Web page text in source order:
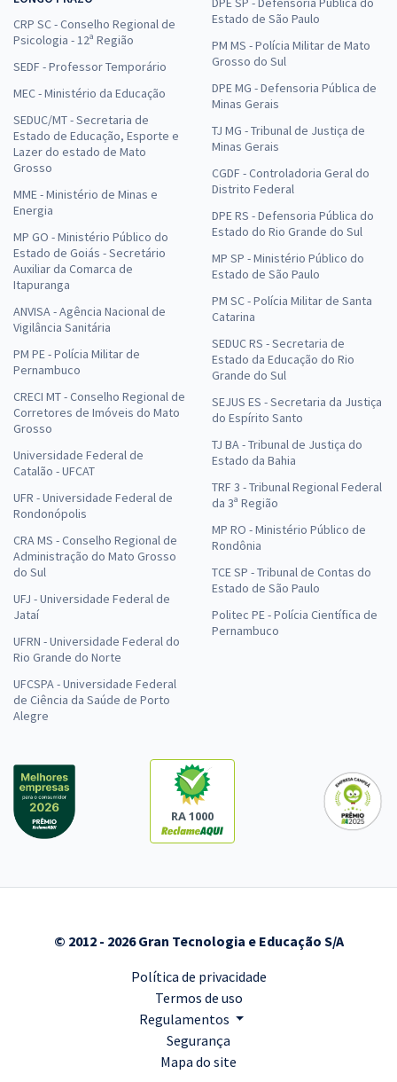
CRP SC - Conselho Regional de
Psicologia - 12ª Região
SEDF - Professor Temporário
MEC - Ministério da Educação
SEDUC/MT - Secretaria de
Estado de Educação, Esporte e
Lazer do estado de Mato
Grosso
MME - Ministério de Minas e
Energia
MP GO - Ministério Público do
Estado de Goiás - Secretário
Auxiliar da Comarca de
Itapuranga
ANVISA - Agência Nacional de
Vigilância Sanitária
PM PE - Polícia Militar de
Pernambuco
CRECI MT - Conselho Regional de
Corretores de Imóveis do Mato
Grosso
Universidade Federal de
Catalão - UFCAT
UFR - Universidade Federal de
Rondonópolis
CRA MS - Conselho Regional de
Administração do Mato Grosso
do Sul
UFJ - Universidade Federal de
Jataí
UFRN - Universidade Federal do
Rio Grande do Norte
UFCSPA - Universidade Federal
de Ciência da Saúde de Porto
Alegre
Estado de São Paulo
PM MS - Polícia Militar de Mato
Grosso do Sul
DPE MG - Defensoria Pública de
Minas Gerais
TJ MG - Tribunal de Justiça de
Minas Gerais
CGDF - Controladoria Geral do
Distrito Federal
DPE RS - Defensoria Pública do
Estado do Rio Grande do Sul
MP SP - Ministério Público do
Estado de São Paulo
PM SC - Polícia Militar de Santa
Catarina
SEDUC RS - Secretaria de
Estado da Educação do Rio
Grande do Sul
SEJUS ES - Secretaria da Justiça
do Espírito Santo
TJ BA - Tribunal de Justiça do
Estado da Bahia
TRF 3 - Tribunal Regional Federal
da 3ª Região
MP RO - Ministério Público de
Rondônia
TCE SP - Tribunal de Contas do
Estado de São Paulo
Politec PE - Polícia Científica de
Pernambuco
RA 1000
© 2012 - 2026 Gran Tecnologia e Educação S/A
Política de privacidade
Termos de uso
Regulamentos
Segurança
Mapa do site